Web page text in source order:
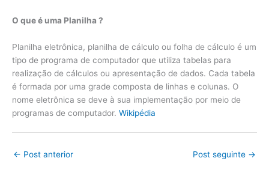
O que é uma Planilha ?
Planilha eletrônica, planilha de cálculo ou folha de cálculo é um
tipo de programa de computador que utiliza tabelas para
realização de cálculos ou apresentação de dados. Cada tabela
é formada por uma grade composta de linhas e colunas. O
nome eletrônica se deve à sua implementação por meio de
programas de computador. Wikipédia
← Post anterior Post seguinte →